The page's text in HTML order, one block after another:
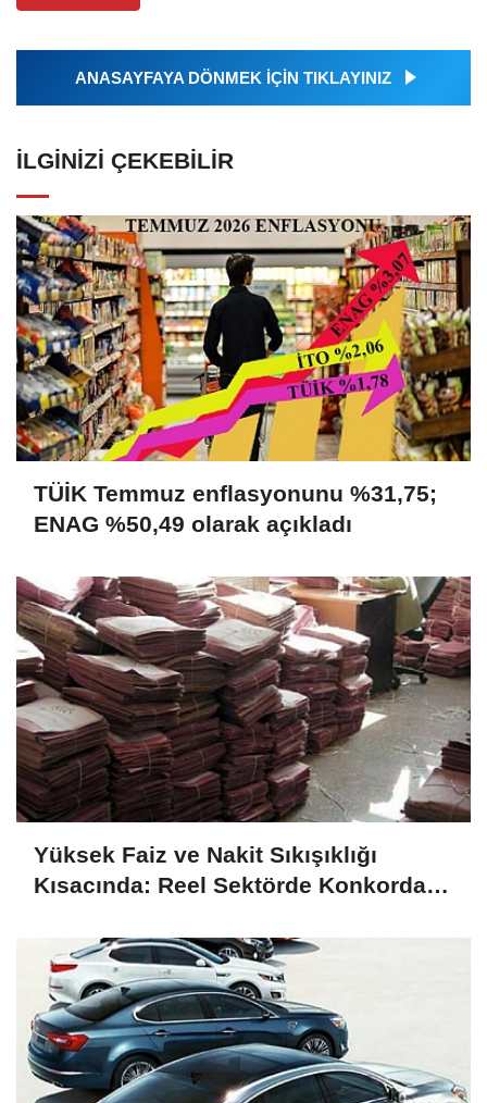
ANASAYFAYA DÖNMEK İÇİN TIKLAYINIZ
İLGINIZI ÇEKEBILIR
TÜİK Temmuz enflasyonunu %31,75;
ENAG %50,49 olarak açıkladı
Yüksek Faiz ve Nakit Sıkışıklığı
Kısacında: Reel Sektörde Konkordato